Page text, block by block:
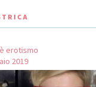
erotismo
2019